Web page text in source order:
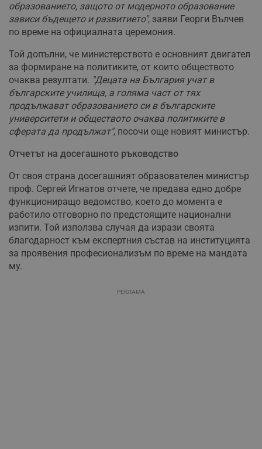
образованието, защото от модерното образование
зависи бъдещето и развитието", заяви Георги Вълчев
по време на официалната церемония.
Той допълни, че министерството е основният двигател
за формиране на политиките, от които обществото
очаква резултати. "Децата на България учат в
българските училища, а голяма част от тях
продължават образованието си в българските
университети и обществото очаква политиките в
сферата да продължат", посочи още новият министър.
Отчетът на досегашното ръководство
От своя страна досегашният образователен министър
проф. Сергей Игнатов отчете, че предава едно добре
функциониращо ведомство, което до момента е
работило отговорно по предстоящите национални
изпити. Той използва случая да изрази своята
благодарност към експертния състав на институцията
за проявения професионализъм по време на мандата
му.
РЕКЛАМА